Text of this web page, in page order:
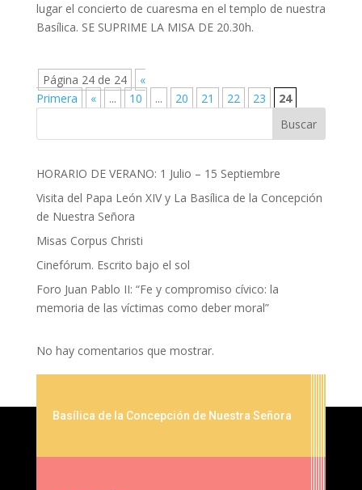
lugar el concierto de cuaresma en el templo de nuestra
Basílica. SE SUPRIME LA MISA DE 20.30h.
Página 24 de 24
«
Primera
« ... 10 ... 20 21 22 23
24
Buscar
HORARIO DE VERANO: 1 Julio – 15 Septiembre
Visita del Papa León XIV y La Basílica de la Concepción
de Nuestra Señora
Misas Corpus Christi
Cinefórum. Escrito bajo el sol
Foro Juan Pablo II: “Fe y compromiso cívico: la
memoria de las víctimas como deber moral”
No hay comentarios que mostrar.
Basílica de la Concepción de Nuestra Señora